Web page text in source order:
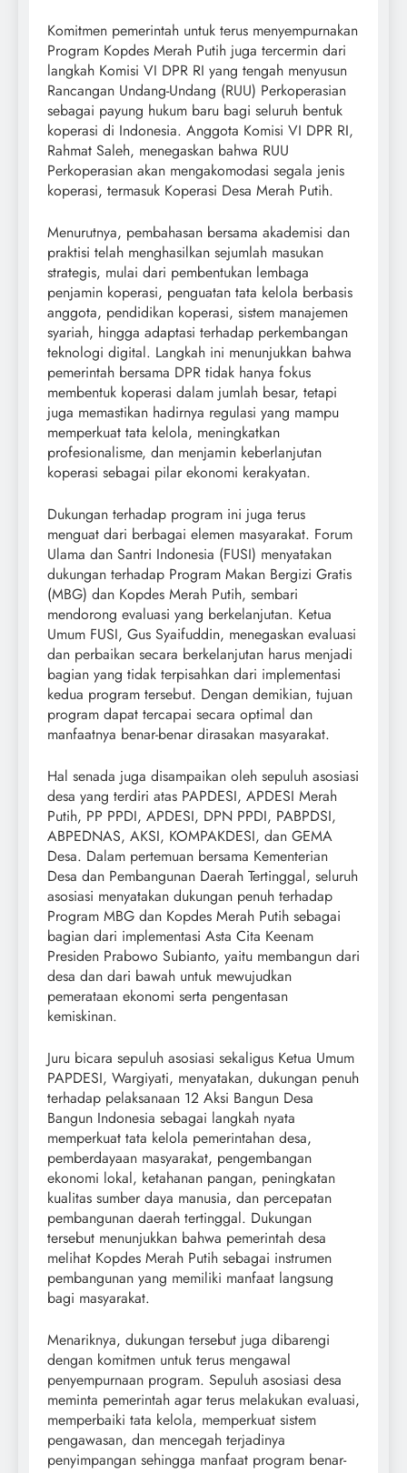
Komitmen pemerintah untuk terus menyempurnakan
Program Kopdes Merah Putih juga tercermin dari
langkah Komisi VI DPR RI yang tengah menyusun
Rancangan Undang-Undang (RUU) Perkoperasian
sebagai payung hukum baru bagi seluruh bentuk
koperasi di Indonesia. Anggota Komisi VI DPR RI,
Rahmat Saleh, menegaskan bahwa RUU
Perkoperasian akan mengakomodasi segala jenis
koperasi, termasuk Koperasi Desa Merah Putih.
Menurutnya, pembahasan bersama akademisi dan
praktisi telah menghasilkan sejumlah masukan
strategis, mulai dari pembentukan lembaga
penjamin koperasi, penguatan tata kelola berbasis
anggota, pendidikan koperasi, sistem manajemen
syariah, hingga adaptasi terhadap perkembangan
teknologi digital. Langkah ini menunjukkan bahwa
pemerintah bersama DPR tidak hanya fokus
membentuk koperasi dalam jumlah besar, tetapi
juga memastikan hadirnya regulasi yang mampu
memperkuat tata kelola, meningkatkan
profesionalisme, dan menjamin keberlanjutan
koperasi sebagai pilar ekonomi kerakyatan.
Dukungan terhadap program ini juga terus
menguat dari berbagai elemen masyarakat. Forum
Ulama dan Santri Indonesia (FUSI) menyatakan
dukungan terhadap Program Makan Bergizi Gratis
(MBG) dan Kopdes Merah Putih, sembari
mendorong evaluasi yang berkelanjutan. Ketua
Umum FUSI, Gus Syaifuddin, menegaskan evaluasi
dan perbaikan secara berkelanjutan harus menjadi
bagian yang tidak terpisahkan dari implementasi
kedua program tersebut. Dengan demikian, tujuan
program dapat tercapai secara optimal dan
manfaatnya benar-benar dirasakan masyarakat.
Hal senada juga disampaikan oleh sepuluh asosiasi
desa yang terdiri atas PAPDESI, APDESI Merah
Putih, PP PPDI, APDESI, DPN PPDI, PABPDSI,
ABPEDNAS, AKSI, KOMPAKDESI, dan GEMA
Desa. Dalam pertemuan bersama Kementerian
Desa dan Pembangunan Daerah Tertinggal, seluruh
asosiasi menyatakan dukungan penuh terhadap
Program MBG dan Kopdes Merah Putih sebagai
bagian dari implementasi Asta Cita Keenam
Presiden Prabowo Subianto, yaitu membangun dari
desa dan dari bawah untuk mewujudkan
pemerataan ekonomi serta pengentasan
kemiskinan.
Juru bicara sepuluh asosiasi sekaligus Ketua Umum
PAPDESI, Wargiyati, menyatakan, dukungan penuh
terhadap pelaksanaan 12 Aksi Bangun Desa
Bangun Indonesia sebagai langkah nyata
memperkuat tata kelola pemerintahan desa,
pemberdayaan masyarakat, pengembangan
ekonomi lokal, ketahanan pangan, peningkatan
kualitas sumber daya manusia, dan percepatan
pembangunan daerah tertinggal. Dukungan
tersebut menunjukkan bahwa pemerintah desa
melihat Kopdes Merah Putih sebagai instrumen
pembangunan yang memiliki manfaat langsung
bagi masyarakat.
Menariknya, dukungan tersebut juga dibarengi
dengan komitmen untuk terus mengawal
penyempurnaan program. Sepuluh asosiasi desa
meminta pemerintah agar terus melakukan evaluasi,
memperbaiki tata kelola, memperkuat sistem
pengawasan, dan mencegah terjadinya
penyimpangan sehingga manfaat program benar-